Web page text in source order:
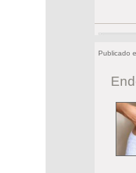
Publicado